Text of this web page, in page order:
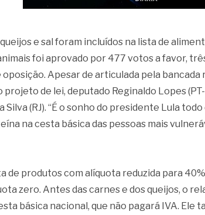
e sal foram incluídos na lista de
foi aprovado por 477 votos a favor,
Apesar de articulada pela bancada
de lei, deputado Reginaldo Lopes (PT-
(RJ). “É o sonho do presidente Lula
na cesta básica das pessoas mais
produtos com alíquota reduzida para
zero. Antes das carnes e dos queijos, o
básica nacional, que não pagará IVA. Ele